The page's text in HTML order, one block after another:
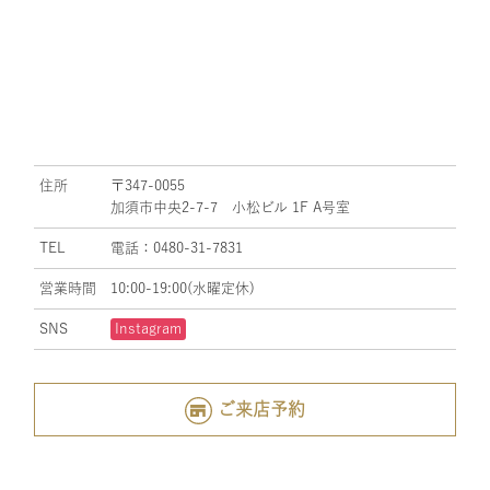
住所
〒347-0055
加須市中央2-7-7 小松ビル 1F A号室
TEL 電話：0480-31-7831
営業時間 10:00-19:00(水曜定休)
SNS Instagram
ご来店予約